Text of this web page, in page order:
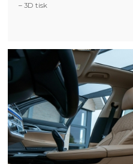
– 3D tisk